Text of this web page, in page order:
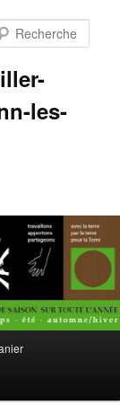
les-